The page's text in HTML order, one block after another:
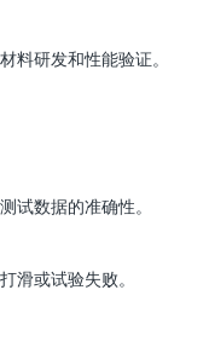
料研发和性能验证。
试数据的准确性。
滑或试验失败。